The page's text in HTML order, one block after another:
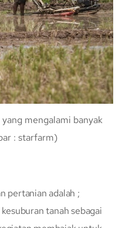
mengalami banyak
: starfarm)
pertanian adalah ;
tanah sebagai